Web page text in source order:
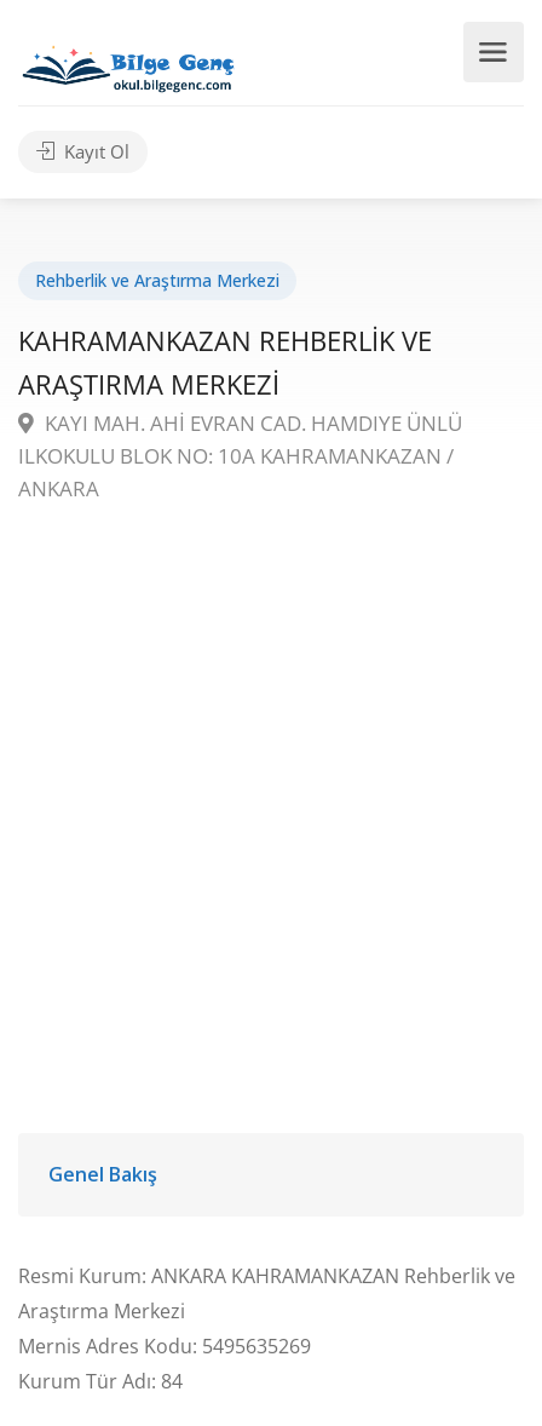
Kayıt Ol
Rehberlik ve Araştırma Merkezi
KAHRAMANKAZAN REHBERLİK VE
ARAŞTIRMA MERKEZİ
KAYI MAH. AHİ EVRAN CAD. HAMDIYE ÜNLÜ
ILKOKULU BLOK NO: 10A KAHRAMANKAZAN /
ANKARA
Genel Bakış
Resmi Kurum: ANKARA KAHRAMANKAZAN Rehberlik ve
Araştırma Merkezi
Mernis Adres Kodu: 5495635269
Kurum Tür Adı: 84